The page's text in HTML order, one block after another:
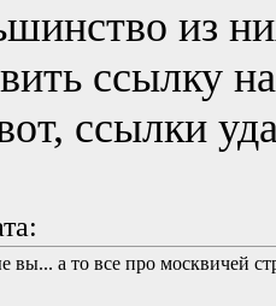
из
ссылку
ссылки
вы... а то все про москвичей